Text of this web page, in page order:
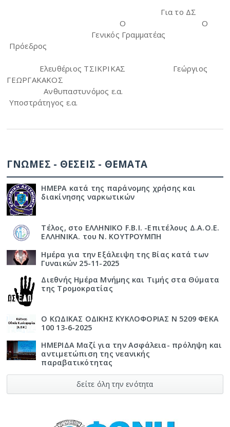
Για το ΔΣ
Ο Ο
Γενικός Γραμματέας
Πρόεδρος
Ελευθέριος ΤΣΙΚΡΙΚΑΣ Γεώργιος
ΓΕΩΡΓΑΚΑΚΟΣ
Ανθυπαστυνόμος ε.α.
Υποστράτηγος ε.α.
ΓΝΩΜΕΣ - ΘΕΣΕΙΣ - ΘΕΜΑΤΑ
ΗΜΕΡΑ κατά της παράνομης χρήσης και
διακίνησης ναρκωτικών
Τέλος, στο ΕΛΛΗΝΙΚΟ F.B.I. -Επιτέλους Δ.Α.Ο.Ε.
ΕΛΛΗΝΙΚΑ. του Ν. ΚΟΥΤΡΟΥΜΠΗ
Ημέρα για την Εξάλειψη της Βίας κατά των
Γυναικών 25-11-2025
Διεθνής Ημέρα Μνήμης και Τιμής στα Θύματα
της Τρομοκρατίας
Ο ΚΩΔΙΚΑΣ ΟΔΙΚΗΣ ΚΥΚΛΟΦΟΡΙΑΣ Ν 5209 ΦΕΚΑ
100 13-6-2025
ΗΜΕΡΙΔΑ Μαζί για την Ασφάλεια- πρόληψη και
αντιμετώπιση της νεανικής
παραβατικότητας
δείτε όλη την ενότητα